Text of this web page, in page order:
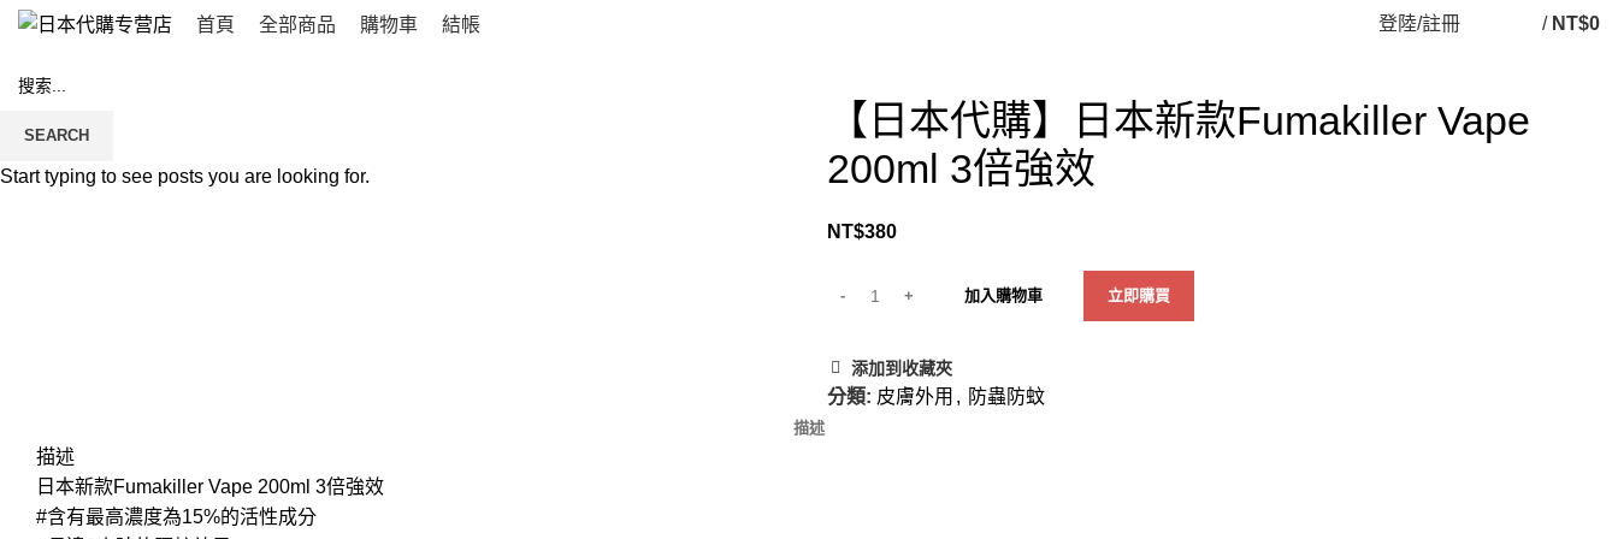
首頁 全部商品 購物車 結帳 登陸/註冊 / NT$0
Click to enlarge
【日本代購】日本新款Fumakiller Vape
200ml 3倍強效
NT$380
加入購物車 立即購買
添加到收藏夾
分類: 皮膚外用 , 防蟲防蚊
描述
描述
日本新款Fumakiller Vape 200ml 3倍強效
#含有最高濃度為15%的活性成分
SEARCH
Start typing to see posts you are looking for.